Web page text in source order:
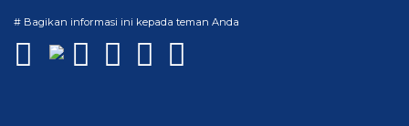
# Bagikan informasi ini kepada teman Anda